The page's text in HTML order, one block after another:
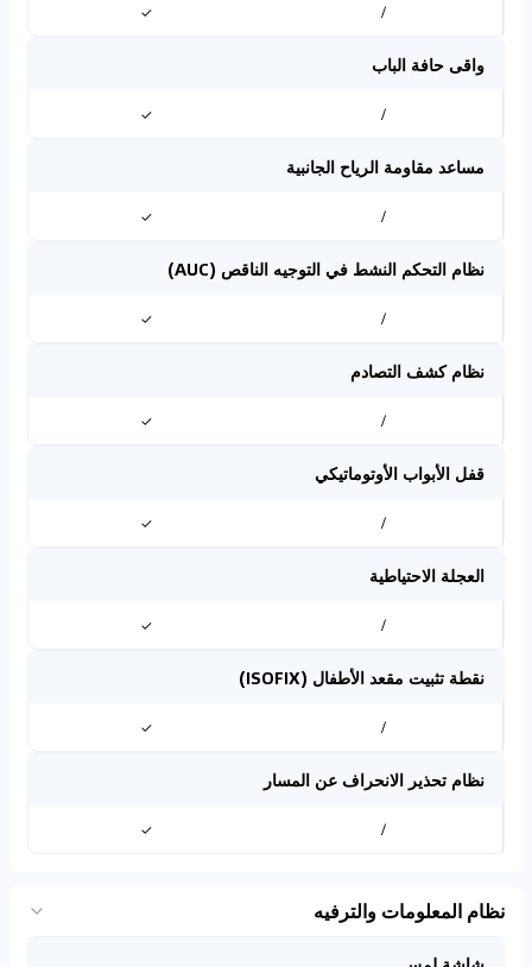
/
✓
واقى حافة الباب
/
✓
مساعد مقاومة الرياح الجانبية
/
✓
نظام التحكم النشط في التوجيه الناقص (AUC)
/
✓
نظام كشف التصادم
/
✓
قفل الأبواب الأوتوماتيكي
/
✓
العجلة الاحتياطية
/
✓
نقطة تثبيت مقعد الأطفال (ISOFIX)
/
✓
نظام تحذير الانحراف عن المسار
/
✓
نظام المعلومات والترفيه